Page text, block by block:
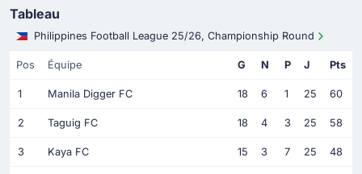
Tableau
Philippines Football League 25/26, Championship Round
Pos Équipe G N P J Pts
1 Manila Digger FC 18 6 1 25 60
2 Taguig FC 18 4 3 25 58
3 Kaya FC 15 3 7 25 48